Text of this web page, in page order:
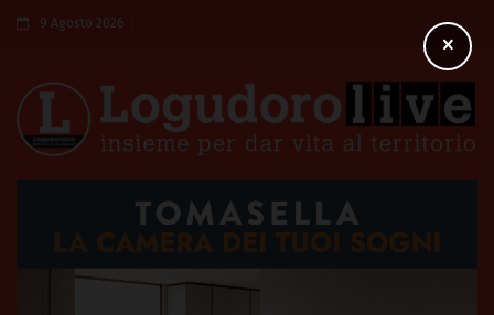
9 Agosto 2026
×